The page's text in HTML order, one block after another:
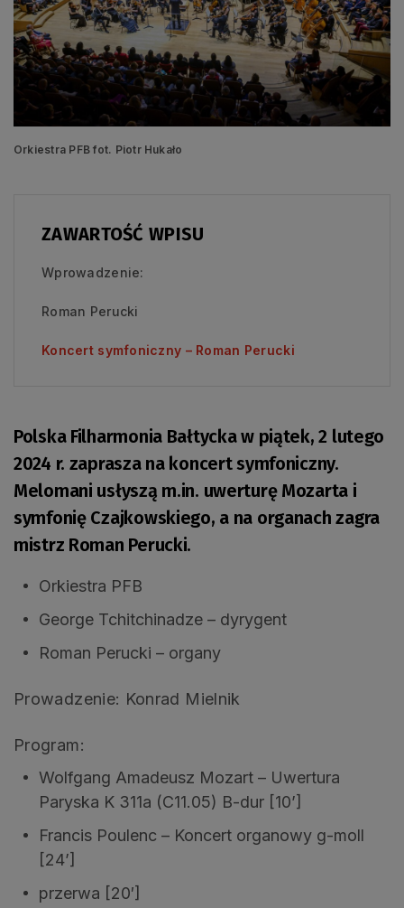
Orkiestra PFB fot. Piotr Hukało
ZAWARTOŚĆ WPISU
Wprowadzenie:
Roman Perucki
Koncert symfoniczny – Roman Perucki
Polska Filharmonia Bałtycka w piątek, 2 lutego
2024 r. zaprasza na koncert symfoniczny.
Melomani usłyszą m.in. uwerturę Mozarta i
symfonię Czajkowskiego, a na organach zagra
mistrz Roman Perucki.
Orkiestra PFB
George Tchitchinadze – dyrygent
Roman Perucki – organy
Prowadzenie: Konrad Mielnik
Program:
Wolfgang Amadeusz Mozart – Uwertura
Paryska K 311a (C11.05) B-dur [10’]
Francis Poulenc – Koncert organowy g-moll
[24’]
przerwa [20′]